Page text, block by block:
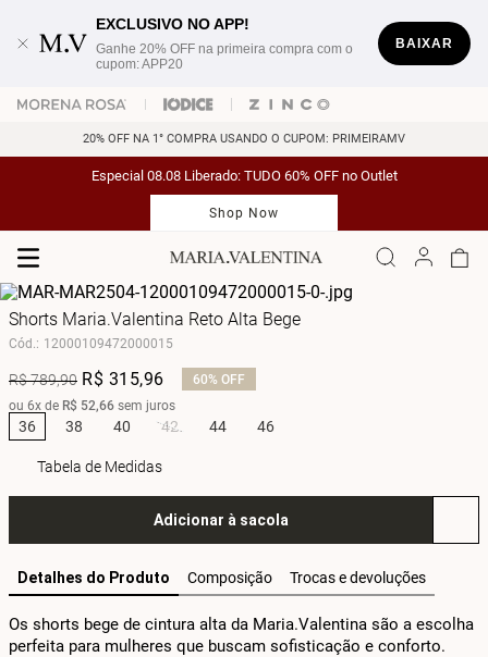
EXCLUSIVO NO APP!
Ganhe 20% OFF na primeira compra com o
cupom: APP20
BAIXAR
20% OFF NA 1° COMPRA USANDO O CUPOM: PRIMEIRAMV
Especial 08.08 Liberado: TUDO 60% OFF no Outlet
Shop Now
Shorts Maria.Valentina Reto Alta Bege
Cód.: 12000109472000015
R$789,90 R$ 315,96 60% OFF
ou 6x de R$ 52,66 sem juros
36 38 40 42 44 46
Tabela de Medidas
Adicionar à sacola
Detalhes do Produto Composição Trocas e devoluções
Os shorts bege de cintura alta da Maria.Valentina são a escolha
perfeita para mulheres que buscam sofisticação e conforto.